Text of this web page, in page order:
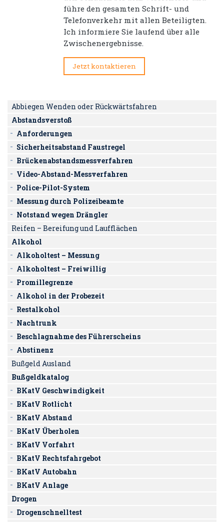
führe den gesamten Schrift- und
Telefonverkehr mit allen Beteiligten.
Ich informiere Sie laufend über alle
Zwischenergebnisse.
Jetzt kontaktieren
Abbiegen Wenden oder Rückwärtsfahren
Abstandsverstoß
Anforderungen
Sicherheitsabstand Faustregel
Brückenabstandsmessverfahren
Video-Abstand-Messverfahren
Police-Pilot-System
Messung durch Polizeibeamte
Notstand wegen Drängler
Reifen – Bereifung und Laufflächen
Alkohol
Alkoholtest – Messung
Alkoholtest – Freiwillig
Promillegrenze
Alkohol in der Probezeit
Restalkohol
Nachtrunk
Beschlagnahme des Führerscheins
Abstinenz
Bußgeld Ausland
Bußgeldkatalog
BKatV Geschwindigkeit
BKatV Rotlicht
BKatV Abstand
BKatV Überholen
BKatV Vorfahrt
BKatV Rechtsfahrgebot
BKatV Autobahn
BKatV Anlage
Drogen
Drogenschnelltest